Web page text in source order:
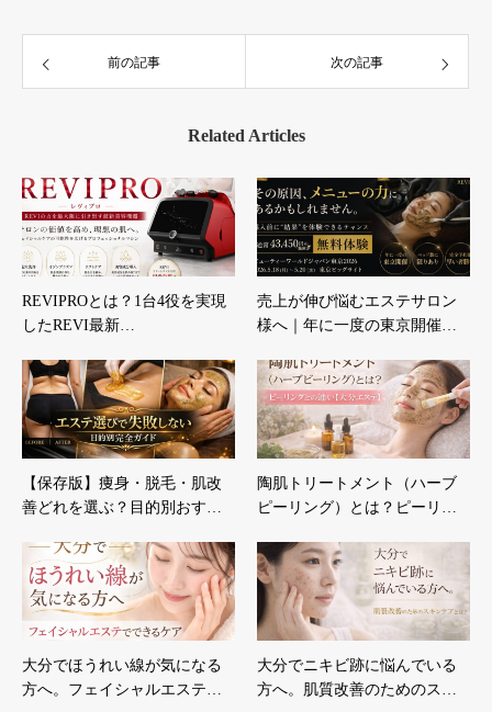
前の記事 次の記事
Related Articles
REVIPROとは？1台4役を実現
したREVI最新…
売上が伸び悩むエステサロン
様へ｜年に一度の東京開催…
【保存版】痩身・脱毛・肌改
善どれを選ぶ？目的別おす…
陶肌トリートメント（ハーブ
ピーリング）とは？ピーリ…
大分でほうれい線が気になる
方へ。フェイシャルエステ…
大分でニキビ跡に悩んでいる
方へ。肌質改善のためのス…